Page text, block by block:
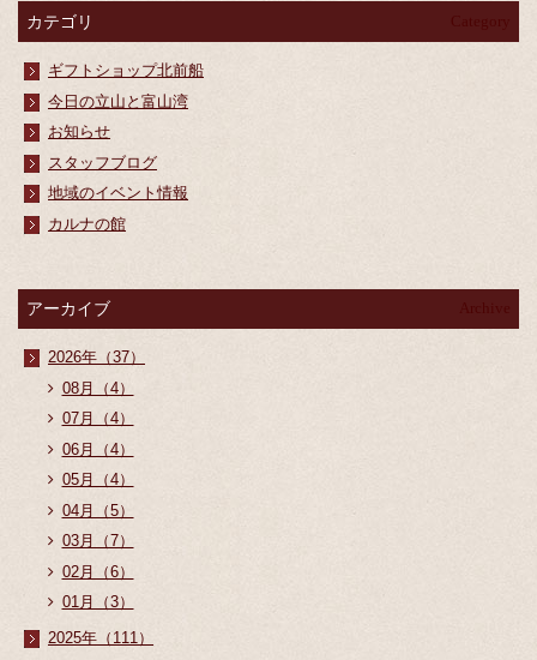
カテゴリ
ギフトショップ北前船
今日の立山と富山湾
お知らせ
スタッフブログ
地域のイベント情報
カルナの館
アーカイブ
2026年（37）
08月（4）
07月（4）
06月（4）
05月（4）
04月（5）
03月（7）
02月（6）
01月（3）
2025年（111）